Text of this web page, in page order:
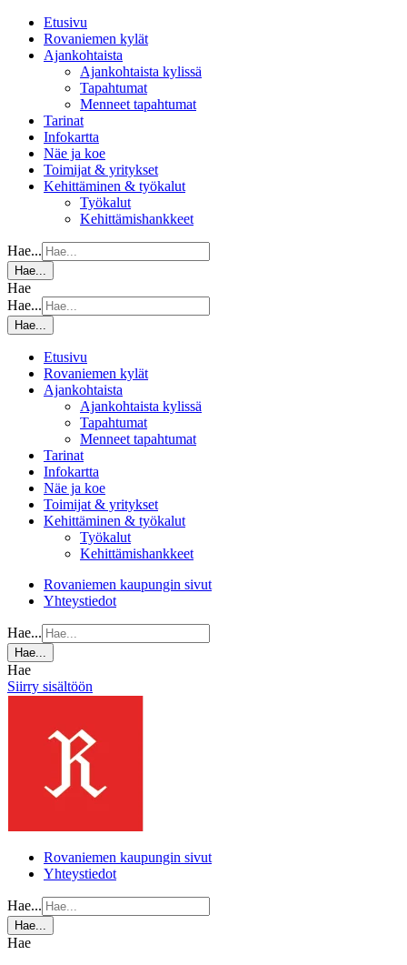
Etusivu
Rovaniemen kylät
Ajankohtaista
Ajankohtaista kylissä
Tapahtumat
Menneet tapahtumat
Tarinat
Infokartta
Näe ja koe
Toimijat & yritykset
Kehittäminen & työkalut
Työkalut
Kehittämishankkeet
Hae...
Hae...
Hae
Hae...
Hae...
Etusivu
Rovaniemen kylät
Ajankohtaista
Ajankohtaista kylissä
Tapahtumat
Menneet tapahtumat
Tarinat
Infokartta
Näe ja koe
Toimijat & yritykset
Kehittäminen & työkalut
Työkalut
Kehittämishankkeet
Rovaniemen kaupungin sivut
Yhteystiedot
Hae...
Hae...
Hae
Siirry sisältöön
Rovaniemen kaupungin sivut
Yhteystiedot
Hae...
Hae...
Hae